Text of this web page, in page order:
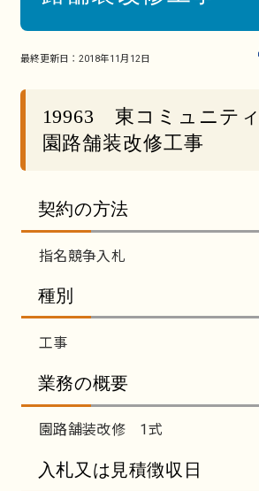
最終更新日： 2018年11月12日
19963 東コミュニテ
園路舗装改修工事
契約の方法
指名競争入札
種別
工事
業務の概要
園路舗装改修 1式
入札又は見積徴収日